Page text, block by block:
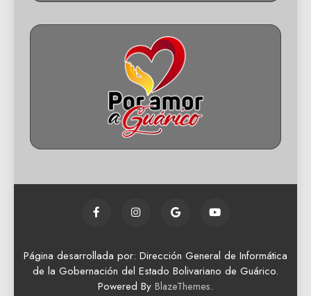
Página desarrollada por: Dirección General de Informática
de la Gobernación del Estado Bolivariano de Guárico.
Powered By BlazeThemes.